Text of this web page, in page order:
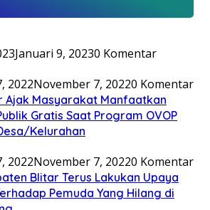
Januari 9, 20230 Komentar
2022November 7, 20220 Komentar
Ajak Masyarakat Manfaatkan
Gratis Saat Program OVOP
Kelurahan
2022November 7, 20220 Komentar
Blitar Terus Lakukan Upaya
Pemuda Yang Hilang di